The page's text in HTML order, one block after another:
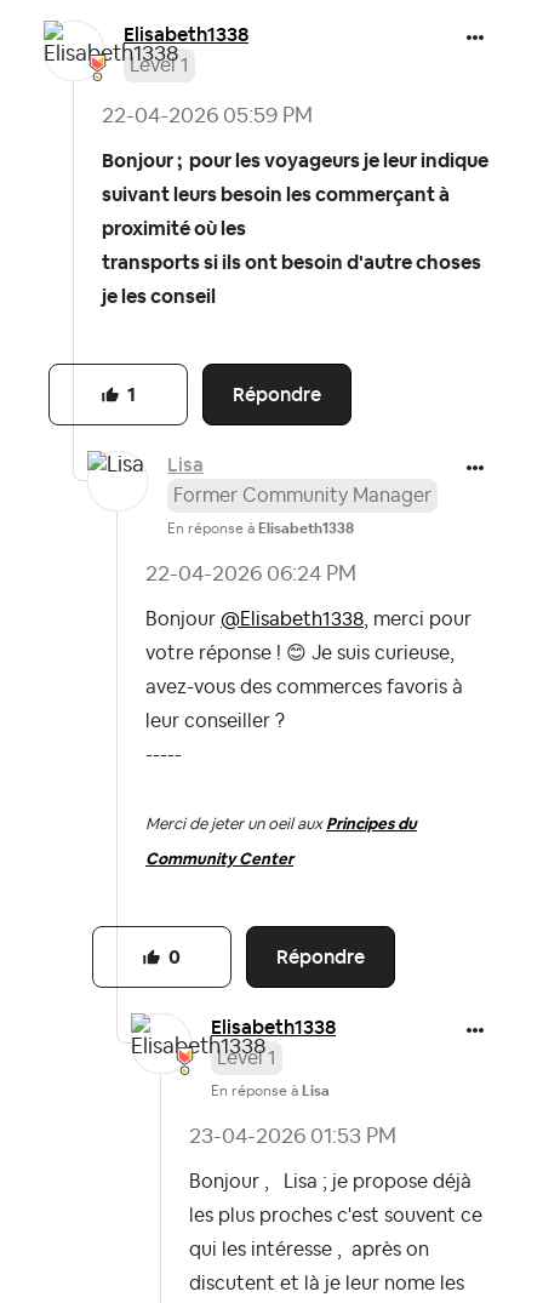
Elisabeth1338
Level 1
‎22-04-2026 05:59 PM
Bonjour ; pour les voyageurs je leur indique
suivant leurs besoin les commerçant à
proximité où les
transports si ils ont besoin d'autre choses
je les conseil
Répondre
1
Lisa
Former Community Manager
En réponse à Elisabeth1338
‎22-04-2026 06:24 PM
Bonjour @Elisabeth1338 , merci pour
votre réponse ! 😊 Je suis curieuse,
avez-vous des commerces favoris à
leur conseiller ?
-----
Merci de jeter un oeil aux Principes du
Community Center
Répondre
0
Elisabeth1338
Level 1
En réponse à Lisa
‎23-04-2026 01:53 PM
Bonjour , Lisa ; je propose déjà
les plus proches c'est souvent ce
qui les intéresse , après on
discutent et là je leur nome les